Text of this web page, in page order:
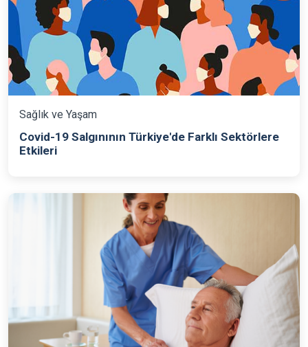
Sağlık ve Yaşam
Covid-19 Salgınının Türkiye'de Farklı Sektörlere
Etkileri